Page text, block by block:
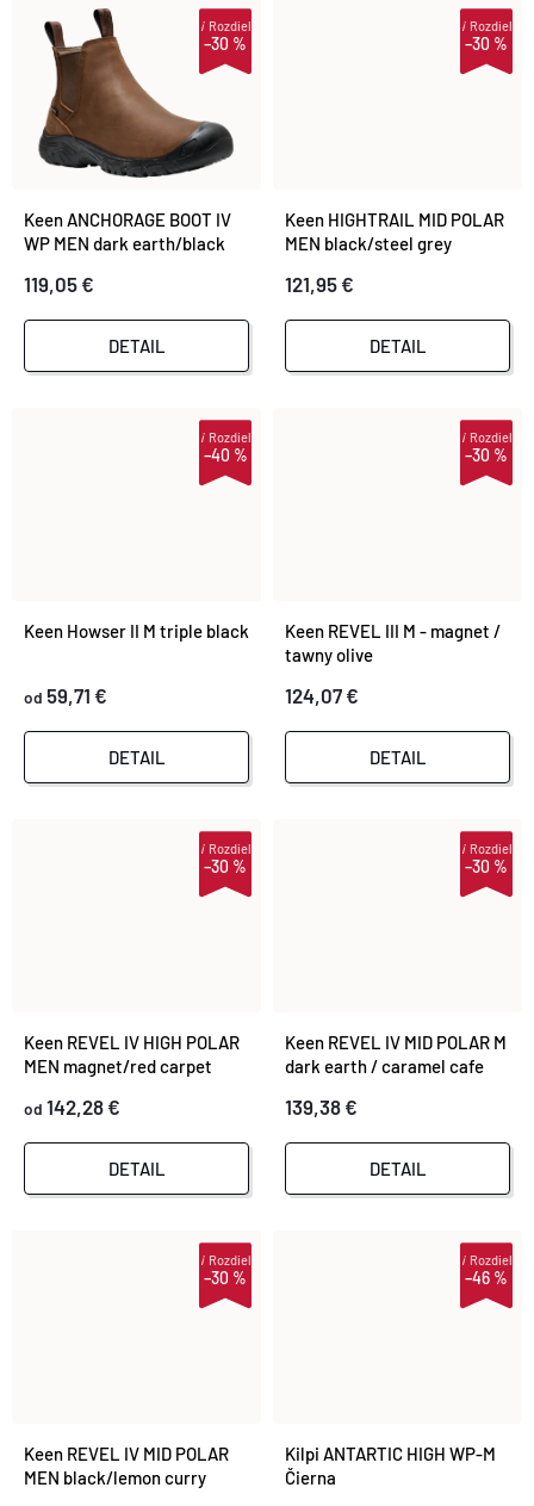
D
K
T
O
U
K
T
O
V
–30 %
iRozdiel
Keen ANCHORAGE BOOT IV
WP MEN dark earth/black
119,05 €
DETAIL
–30 %
iRozdiel
Keen HIGHTRAIL MID POLAR
MEN black/steel grey
121,95 €
DETAIL
–40 %
iRozdiel
Keen Howser II M triple black
od 59,71 €
DETAIL
–30 %
iRozdiel
Keen REVEL III M - magnet /
tawny olive
124,07 €
DETAIL
–30 %
iRozdiel
Keen REVEL IV HIGH POLAR
MEN magnet/red carpet
od 142,28 €
DETAIL
–30 %
iRozdiel
Keen REVEL IV MID POLAR M
dark earth / caramel cafe
139,38 €
DETAIL
–30 %
iRozdiel
Keen REVEL IV MID POLAR
MEN black/lemon curry
–46 %
iRozdiel
Kilpi ANTARTIC HIGH WP-M
Čierna